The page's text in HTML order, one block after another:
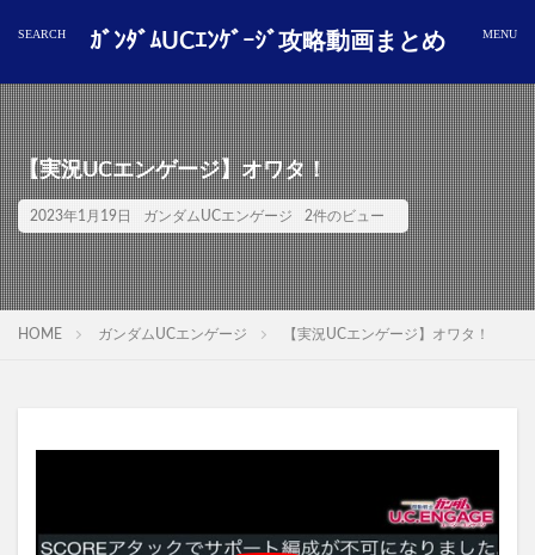
ｶﾞﾝﾀﾞﾑUCｴﾝｹﾞｰｼﾞ攻略動画まとめ
【実況UCエンゲージ】オワタ！
2023年1月19日 ガンダムUCエンゲージ 2件のビュー
HOME ガンダムUCエンゲージ 【実況UCエンゲージ】オワタ！